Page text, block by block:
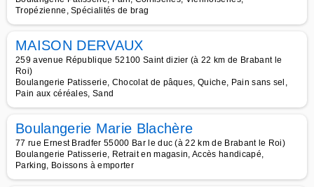
Tropézienne, Spécialités de brag
MAISON DERVAUX
259 avenue République 52100 Saint dizier (à 22 km de Brabant le
Roi)
Boulangerie Patisserie, Chocolat de pâques, Quiche, Pain sans sel,
Pain aux céréales, Sand
Boulangerie Marie Blachère
77 rue Ernest Bradfer 55000 Bar le duc (à 22 km de Brabant le Roi)
Boulangerie Patisserie, Retrait en magasin, Accès handicapé,
Parking, Boissons à emporter